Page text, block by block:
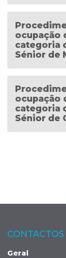
ocupação
categoria
Sénior de
ocupação
categoria
Sénior de
CONTACTOS
Geral